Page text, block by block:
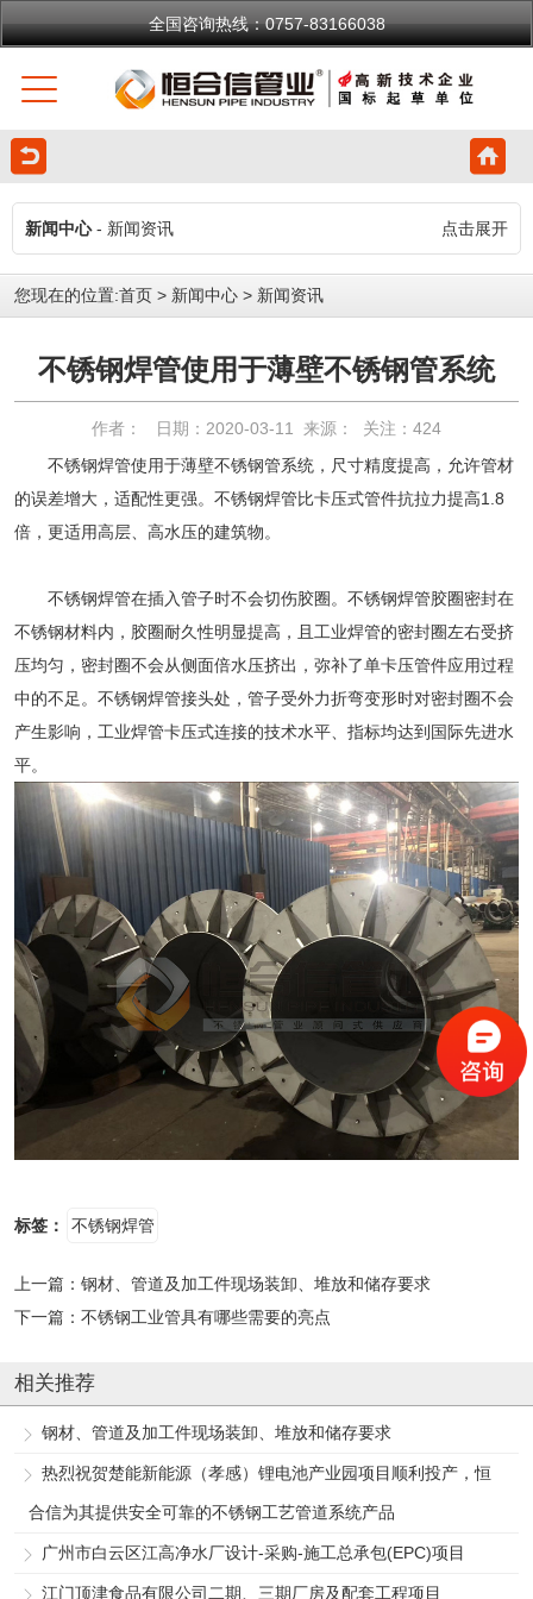
全国咨询热线：0757-83166038
新闻中心- 新闻资讯 点击展开
您现在的位置:首页 > 新闻中心 > 新闻资讯
不锈钢焊管使用于薄壁不锈钢管系统
作者： 日期：2020-03-11 来源： 关注： 424
不锈钢焊管使用于薄壁不锈钢管系统，尺寸精度提高，允许管材
的误差增大，适配性更强。不锈钢焊管比卡压式管件抗拉力提高1.8
倍，更适用高层、高水压的建筑物。
不锈钢焊管在插入管子时不会切伤胶圈。不锈钢焊管胶圈密封在
不锈钢材料内，胶圈耐久性明显提高，且工业焊管的密封圈左右受挤
压均匀，密封圈不会从侧面倍水压挤出，弥补了单卡压管件应用过程
中的不足。不锈钢焊管接头处，管子受外力折弯变形时对密封圈不会
产生影响，工业焊管卡压式连接的技术水平、指标均达到国际先进水
平。
标签： 不锈钢焊管
上一篇： 钢材、管道及加工件现场装卸、堆放和储存要求
下一篇： 不锈钢工业管具有哪些需要的亮点
相关推荐
钢材、管道及加工件现场装卸、堆放和储存要求
热烈祝贺楚能新能源（孝感）锂电池产业园项目顺利投产，恒
合信为其提供安全可靠的不锈钢工艺管道系统产品
广州市白云区江高净水厂设计-采购-施工总承包(EPC)项目
江门顶津食品有限公司二期、三期厂房及配套工程项目